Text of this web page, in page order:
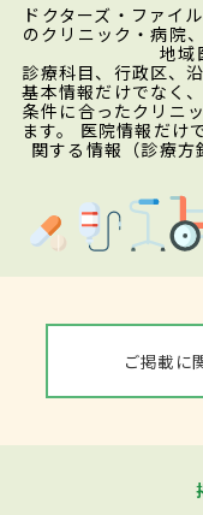
ドクターズ・ファイ
のクリニック・病院
地域
診療科目、行政区、
基本情報だけでなく
条件に合ったクリニ
ます。 医院情報だけ
関する情報（診療方
ご掲載に